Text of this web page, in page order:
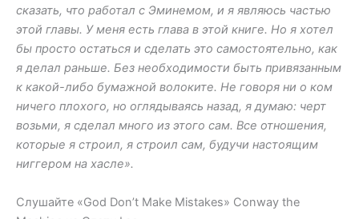
сказать, что работал с Эминемом, и я являюсь частью
этой главы. У меня есть глава в этой книге. Но я хотел
бы просто остаться и сделать это самостоятельно, как
я делал раньше. Без необходимости быть привязанным
к какой-либо бумажной волоките. Не говоря ни о ком
ничего плохого, но оглядываясь назад, я думаю: черт
возьми, я сделал много из этого сам. Все отношения,
которые я строил, я строил сам, будучи настоящим
ниггером на хасле».
Слушайте «God Don’t Make Mistakes» Conway the